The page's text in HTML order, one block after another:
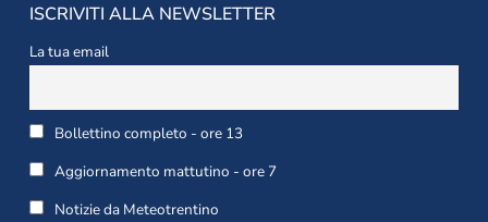
ISCRIVITI ALLA NEWSLETTER
La tua email
Bollettino completo - ore 13
Aggiornamento mattutino - ore 7
Notizie da Meteotrentino